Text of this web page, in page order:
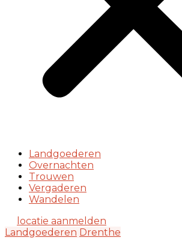
Landgoederen
Overnachten
Trouwen
Vergaderen
Wandelen
locatie aanmelden
Landgoederen Drenthe